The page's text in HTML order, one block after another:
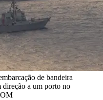
de bandeira
direção a um porto no